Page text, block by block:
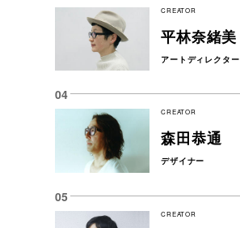
CREATOR
平林奈緒美
アートディレクター
CREATOR
森田恭通
デザイナー
CREATOR